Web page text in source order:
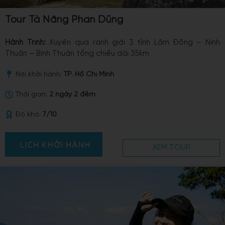
Tour Tà Năng Phan Dũng
Hành Trình: Xuyên qua ranh giới 3 tỉnh Lâm Đồng – Ninh
Thuận – Bình Thuận tổng chiều dài 35km
Nơi khởi hành: TP. Hồ Chí Minh
Thời gian: 2 ngày 2 đêm
Độ khó: 7/10
XEM TOUR